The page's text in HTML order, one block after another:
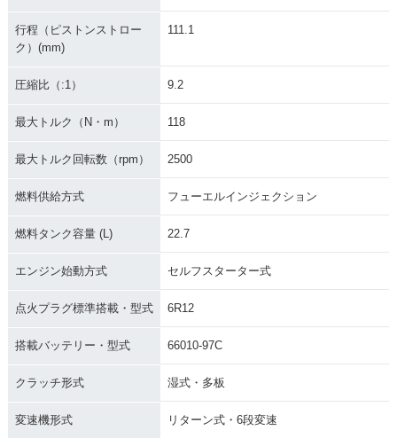
行程（ピストンストロー
ク）(mm)
111.1
圧縮比（:1） 9.2
最大トルク（N・m） 118
最大トルク回転数（rpm） 2500
燃料供給方式 フューエルインジェクション
燃料タンク容量 (L) 22.7
エンジン始動方式 セルフスターター式
点火プラグ標準搭載・型式 6R12
搭載バッテリー・型式 66010-97C
クラッチ形式 湿式・多板
変速機形式 リターン式・6段変速